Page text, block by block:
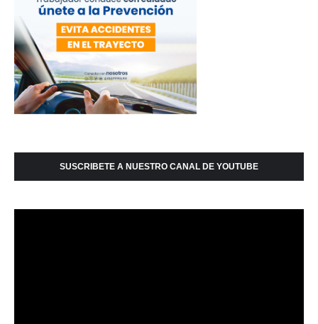
SUSCRIBETE A NUESTRO CANAL DE YOUTUBE